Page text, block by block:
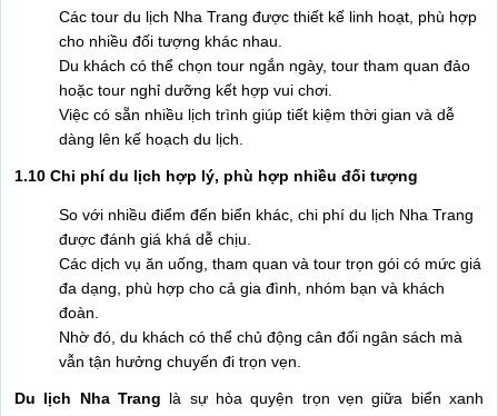
Các tour du lịch Nha Trang được thiết kế linh hoạt, phù hợp
cho nhiều đối tượng khác nhau.
Du khách có thể chọn tour ngắn ngày, tour tham quan đảo
hoặc tour nghỉ dưỡng kết hợp vui chơi.
Việc có sẵn nhiều lịch trình giúp tiết kiệm thời gian và dễ
dàng lên kế hoạch du lịch.
1.10 Chi phí du lịch hợp lý, phù hợp nhiều đối tượng
So với nhiều điểm đến biển khác, chi phí du lịch Nha Trang
được đánh giá khá dễ chịu.
Các dịch vụ ăn uống, tham quan và tour trọn gói có mức giá
đa dạng, phù hợp cho cả gia đình, nhóm bạn và khách
đoàn.
Nhờ đó, du khách có thể chủ động cân đối ngân sách mà
vẫn tận hưởng chuyến đi trọn vẹn.
Du lịch Nha Trang là sự hòa quyện trọn vẹn giữa biển xanh